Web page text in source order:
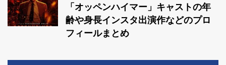
「オッペンハイマー」キャストの年
齢や身長インスタ出演作などのプロ
フィールまとめ